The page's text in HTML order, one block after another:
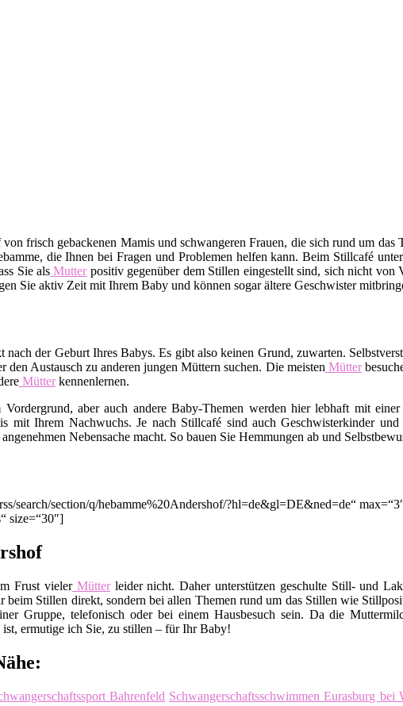
frisch gebackenen Mamis und schwangeren Frauen, die sich rund um
die Ihnen bei Fragen und Problemen helfen kann. Beim Stillcafé
Sie als Mutterpositiv gegenüber dem Stillen eingestellt sind, sich nicht von
Sie aktiv Zeit mit Ihrem Baby und können sogar ältere Geschwister
der Geburt Ihres Babys. Es gibt also keinen Grund, zuwarten.
den Austausch zu anderen jungen Müttern suchen. Die meisten Mütter
Mütterkennenlernen.
aber auch andere Baby-Themen werden hier lebhaft mit
mit Ihrem Nachwuchs. Je nach Stillcafé sind auch Geschwisterkinder
Nebensache macht. So bauen Sie Hemmungen ab und
search/section/q/hebamme%20Andershof/?hl=de&gl=DE&ned=de“
size=“30″]
Frust vielerMütterleider nicht. Daher unterstützen geschulte Still- und
beim Stillen direkt, sondern bei allen Themen rund um das Stillen wie
Gruppe, telefonisch oder bei einem Hausbesuch sein. Da die
ermutige ich Sie, zu stillen – für Ihr Baby!
Bahrenfeld Schwangerschaftsschwimmen Eurasburg bei